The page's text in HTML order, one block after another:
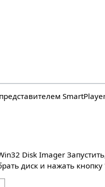
Disk Imager
диск и нажать кнопку